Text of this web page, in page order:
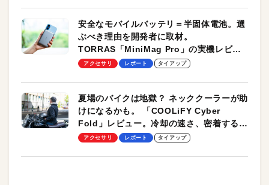
安全なモバイルバッテリ＝半固体電池。選
ぶべき理由を開発者に取材。
TORRAS「MiniMag Pro」の実機レビュ
ーも
アクセサリ レポート タイアップ
夏場のバイクは地獄？ ネッククーラーが助
けになるかも。 「COOLiFY Cyber
Fold」レビュー。冷却の速さ、密着する冷
却プレート、シンプルな操作性がグッド！
アクセサリ レポート タイアップ